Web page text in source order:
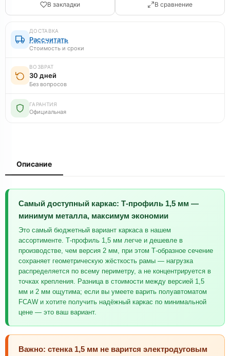
В закладки В сравнение
ДОСТАВКА
Рассчитать
Стоимость и сроки
ВОЗВРАТ
30 дней
Без вопросов
ГАРАНТИЯ
Официальная
Описание
Самый доступный каркас: Т-профиль 1,5 мм —
минимум металла, максимум экономии
Это самый бюджетный вариант каркаса в нашем
ассортименте. Т-профиль 1,5 мм легче и дешевле в
производстве, чем версия 2 мм, при этом Т-образное сечение
сохраняет геометрическую жёсткость рамы — нагрузка
распределяется по всему периметру, а не концентрируется в
точках крепления. Разница в стоимости между версией 1,5
мм и 2 мм ощутима; если вы умеете варить полуавтоматом
FCAW и хотите получить надёжный каркас по минимальной
цене — это ваш вариант.
Важно: стенка 1,5 мм не варится электродуговым